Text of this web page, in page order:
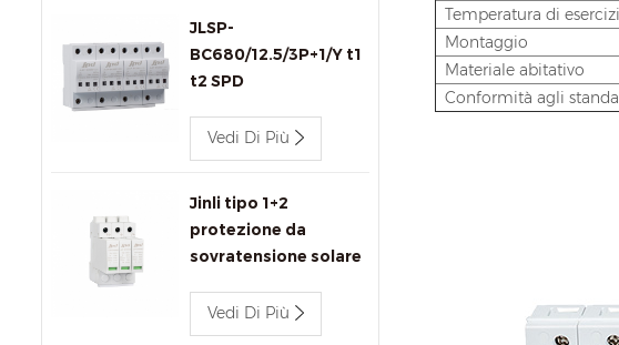
JLSP-
BC680/12.5/3P+1/Y t1
t2 SPD
Vedi Di Più
Jinli tipo 1+2
protezione da
sovratensione solare
Vedi Di Più
Temperatura di
Montaggio
Materiale abitativo
Conformità agli